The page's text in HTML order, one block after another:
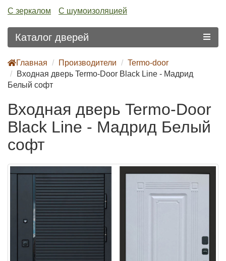
С зеркалом С шумоизоляцией
Каталог дверей
Главная Производители
Termo-door
Входная дверь Termo-Door Black Line - Мадрид
Белый софт
Входная дверь Termo-Door
Black Line - Мадрид Белый
софт